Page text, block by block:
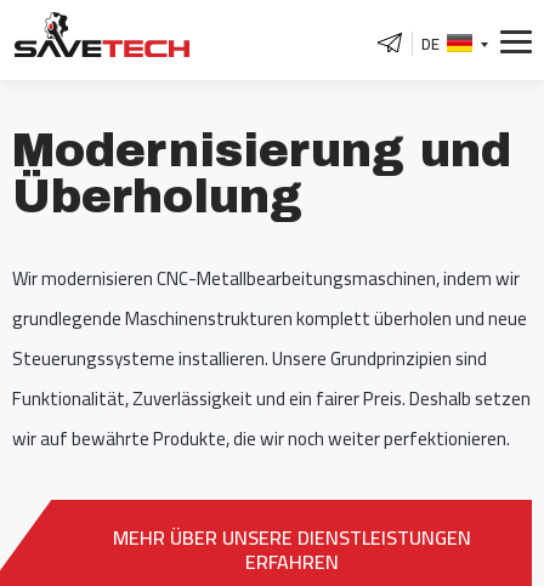
DE
Modernisierung und
Überholung
Wir modernisieren CNC-Metallbearbeitungsmaschinen, indem wir
grundlegende Maschinenstrukturen komplett überholen und neue
Steuerungssysteme installieren. Unsere Grundprinzipien sind
Funktionalität, Zuverlässigkeit und ein fairer Preis. Deshalb setzen
wir auf bewährte Produkte, die wir noch weiter perfektionieren.
MEHR ÜBER UNSERE DIENSTLEISTUNGEN
ERFAHREN